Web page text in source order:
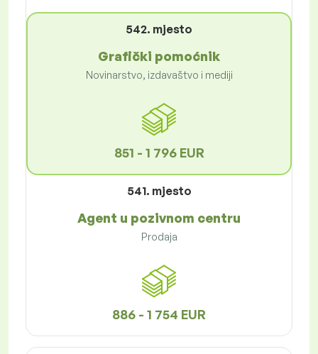
542. mjesto
Grafički pomoćnik
Novinarstvo, izdavaštvo i mediji
851 - 1 796 EUR
541. mjesto
Agent u pozivnom centru
Prodaja
886 - 1 754 EUR